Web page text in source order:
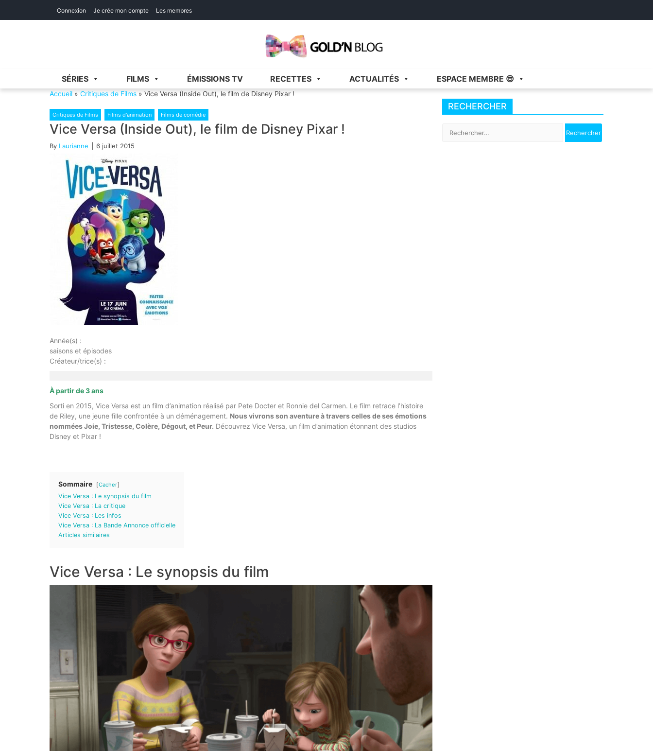
Connexion Je crée mon compte Les membres
Gold'n Blog
SÉRIES FILMS ÉMISSIONS TV RECETTES ACTUALITÉS ESPACE MEMBRE 😎
Accueil » Critiques de Films » Vice Versa (Inside Out), le film de Disney Pixar !
Critiques de Films Films d'animation Films de comédie
Vice Versa (Inside Out), le film de Disney Pixar !
By Laurianne 6 juillet 2015
Année(s) :
saisons et épisodes
Créateur/trice(s) :
À partir de 3 ans
Sorti en 2015, Vice Versa est un film d’animation réalisé par Pete Docter et Ronnie del Carmen. Le film retrace l’histoire
de Riley, une jeune fille confrontée à un déménagement. Nous vivrons son aventure à travers celles de ses émotions
nommées Joie, Tristesse, Colère, Dégout, et Peur. Découvrez Vice Versa, un film d’animation étonnant des studios
Disney et Pixar !
Sommaire Cacher
Vice Versa : Le synopsis du film
Vice Versa : La critique
Vice Versa : Les infos
Vice Versa : La Bande Annonce officielle
Articles similaires
Vice Versa : Le synopsis du film
RECHERCHER